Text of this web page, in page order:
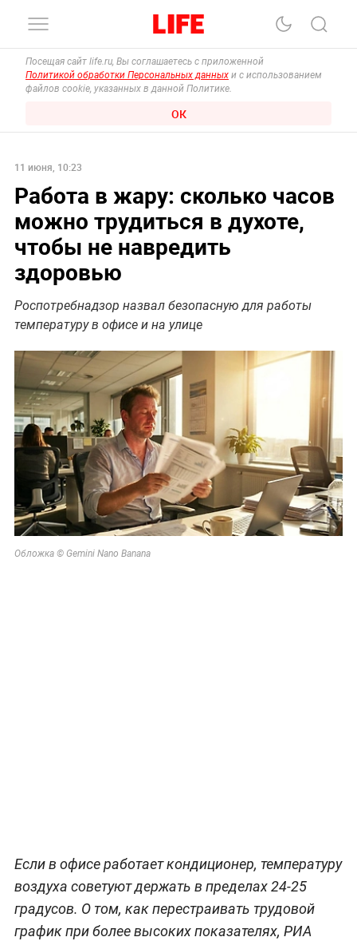
Посещая сайт life.ru, Вы соглашаетесь с приложенной
Политикой обработки Персональных данных и с использованием
файлов cookie, указанных в данной Политике.
ОК
11 июня, 10:23
Работа в жару: сколько часов
можно трудиться в духоте,
чтобы не навредить
здоровью
Роспотребнадзор назвал безопасную для работы
температуру в офисе и на улице
Обложка © Gemini Nano Banana
Если в офисе работает кондиционер, температуру
воздуха советуют держать в пределах 24-25
градусов. О том, как перестраивать трудовой
график при более высоких показателях, РИА